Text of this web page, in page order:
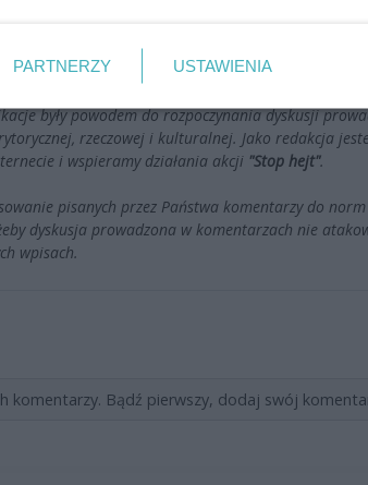
były powodem do rozpoczynania dyskusji
rzeczowej i kulturalnej. Jako redakcja
i wspieramy działania akcji "Stop hejt".
pisanych przez Państwa komentarzy do
dyskusja prowadzona w komentarzach nie
wpisach.
komentarzy. Bądź pierwszy, dodaj swój
PARTNERZY USTAWIENIA